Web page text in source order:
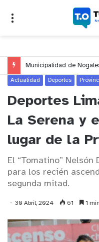
Actualidad Deportes
Deportes
La Serena y
lugar de la
El “Tomatino”
para los recién
segunda mitad.
30 Abril, 2024 61 1